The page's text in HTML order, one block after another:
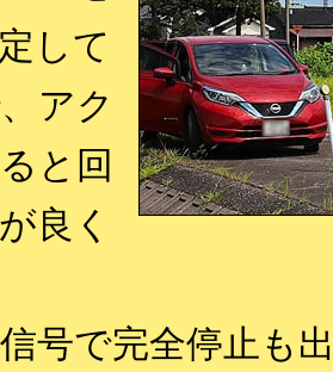
して
アク
と回
良く
号で完全停止も